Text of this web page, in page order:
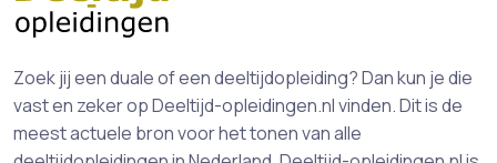
Zoek jij een duale of een deeltijdopleiding? Dan kun je die
vast en zeker op Deeltijd-opleidingen.nl vinden. Dit is de
meest actuele bron voor het tonen van alle